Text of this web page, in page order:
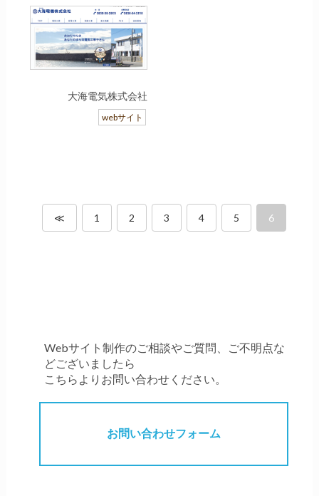
大海電気株式会社
webサイト
≪ 1 2 3 4 5 6
Webサイト制作のご相談やご質問、ご不明点な
どございましたら
こちらよりお問い合わせください。
お問い合わせフォーム